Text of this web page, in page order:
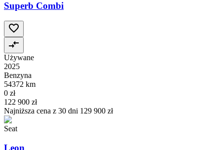
Superb Combi
Używane
2025
Benzyna
54372 km
0 zł
122 900 zł
Najniższa cena z 30 dni 129 900 zł
Seat
Leon